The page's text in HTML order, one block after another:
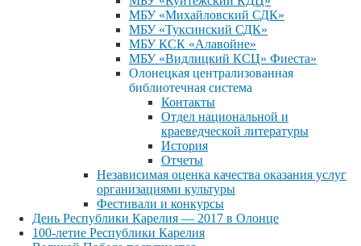
МБУ «Михайловский СДК»
МБУ «Туксинский СДК»
МБУ КСК «Алавойне»
МБУ «Видлицкий КСЦ» Фиеста»
Олонецкая централизованная
библиотечная система
Контакты
Отдел национальной и
краеведческой литературы
История
Отчеты
Независимая оценка качества оказания услуг
организациями культуры
Фестивали и конкурсы
День Республики Карелия — 2017 в Олонце
100-летие Республики Карелия